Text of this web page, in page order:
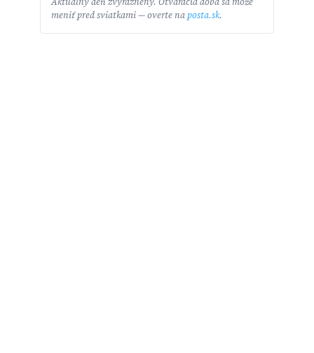
meniť pred sviatkami — overte naposta.sk.